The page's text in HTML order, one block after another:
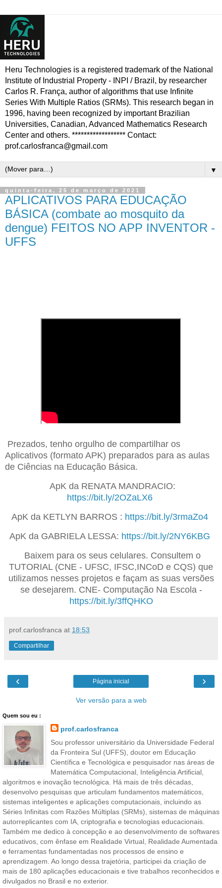
Heru Technologies is a registered trademark of the National
Institute of Industrial Property - INPI / Brazil, by researcher
Carlos R. França, author of algorithms that use Infinite
Series With Multiple Ratios (SRMs). This research began in
1996, having been recognized by important Brazilian
Universities, Canadian, Advanced Mathematics Research
Center and others. ****************** Contact:
prof.carlosfranca@gmail.com
▼
quinta-feira, 25 de março de 2021
APLICATIVOS PARA EDUCAÇÃO
BÁSICA (combate ao mosquito da
dengue) FEITOS NO APP INVENTOR -
UFFS
Prezados, tenho orgulho de compartilhar os
Aplicativos (formato APK) preparados para as aulas
de Ciências na Educação Básica.
ApK da RENATA MANDRACIO:
https://bit.ly/2OZaLX6
ApK da KETLYN BARROS : https://bit.ly/3rmaZo4
ApK da GABRIELA LESSA: https://bit.ly/2NY6KBG
Baixem para os seus celulares. Consultem o
TUTORIAL (CNE - UFSC, IFSC,INCoD e CQS) que
utilizamos nesses projetos e façam as suas versões
se desejarem. CNE- Computação Na Escola -
https://bit.ly/3ffQHKO
prof.carlosfranca at 18:53
Compartilhar
‹ ›
Página inicial
Ver versão para a web
Quem sou eu :
prof.carlosfranca
Sou professor universitário da Universidade Federal
da Fronteira Sul (UFFS), doutor em Educação
Científica e Tecnológica e pesquisador nas áreas de
Matemática Computacional, Inteligência Artificial,
algoritmos e inovação tecnológica. Há mais de três décadas,
desenvolvo pesquisas que articulam fundamentos matemáticos,
sistemas inteligentes e aplicações computacionais, incluindo as
Séries Infinitas com Razões Múltiplas (SRMs), sistemas de máquinas
autorreplicantes com IA, criptografia e tecnologias educacionais.
Também me dedico à concepção e ao desenvolvimento de softwares
educativos, com ênfase em Realidade Virtual, Realidade Aumentada
e ferramentas fundamentadas nos processos de ensino e
aprendizagem. Ao longo dessa trajetória, participei da criação de
mais de 180 aplicações educacionais e tive trabalhos reconhecidos e
divulgados no Brasil e no exterior.